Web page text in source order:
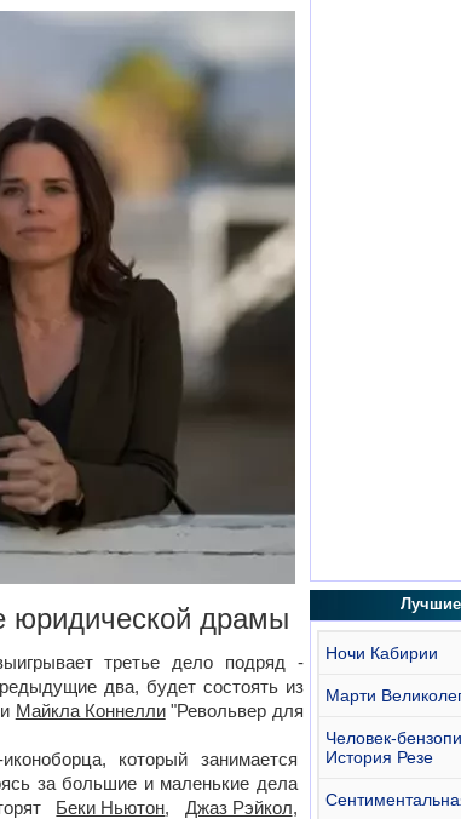
юридической драмы
третье дело подряд -
два, будет состоять из
Майкла Коннелли"Револьвер для
который занимается
за большие и маленькие дела
Беки Ньютон, Джаз Рэйкол,
Ночи Кабирии
Марти
Человек-
История Резе